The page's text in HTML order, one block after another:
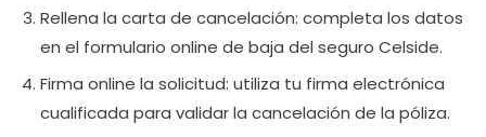
Rellena la carta de cancelación: completa los datos
en el formulario online de baja del seguro Celside.
Firma online la solicitud: utiliza tu firma electrónica
cualificada para validar la cancelación de la póliza.